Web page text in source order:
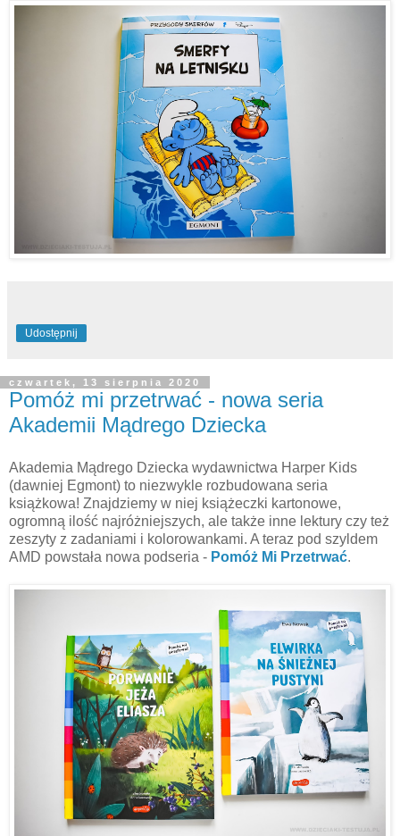
Udostępnij
czwartek, 13 sierpnia 2020
Pomóż mi przetrwać - nowa seria
Akademii Mądrego Dziecka
Akademia Mądrego Dziecka wydawnictwa Harper Kids
(dawniej Egmont) to niezwykle rozbudowana seria
książkowa! Znajdziemy w niej książeczki kartonowe,
ogromną ilość najróżniejszych, ale także inne lektury czy też
zeszyty z zadaniami i kolorowankami. A teraz pod szyldem
AMD powstała nowa podseria - Pomóż Mi Przetrwać.